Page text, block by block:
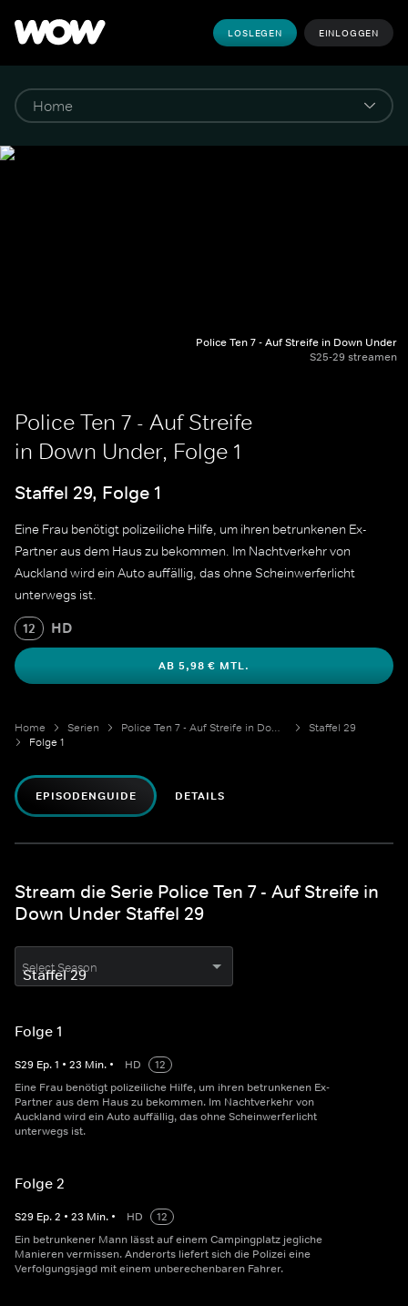
LOSLEGEN EINLOGGEN
Police Ten 7 - Auf Streife in Down Under
S25-29 streamen
Police Ten 7 - Auf Streife
in Down Under, Folge 1
Staffel 29, Folge 1
Eine Frau benötigt polizeiliche Hilfe, um ihren betrunkenen Ex-
Partner aus dem Haus zu bekommen. Im Nachtverkehr von
Auckland wird ein Auto auffällig, das ohne Scheinwerferlicht
unterwegs ist.
12 HD
AB 5,98 € MTL.
Home Serien Police Ten 7 - Auf Streife in Down Under
Staffel 29
Folge 1
EPISODENGUIDE DETAILS
Stream die Serie Police Ten 7 - Auf Streife in
Down Under Staffel 29
Select Season
Folge 1
S29 Ep.1 • 23 Min. • HD
12
Eine Frau benötigt polizeiliche Hilfe, um ihren betrunkenen Ex-
Partner aus dem Haus zu bekommen. Im Nachtverkehr von
Auckland wird ein Auto auffällig, das ohne Scheinwerferlicht
unterwegs ist.
Folge 2
S29 Ep.2 • 23 Min. • HD
12
Ein betrunkener Mann lässt auf einem Campingplatz jegliche
Manieren vermissen. Anderorts liefert sich die Polizei eine
Verfolgungsjagd mit einem unberechenbaren Fahrer.